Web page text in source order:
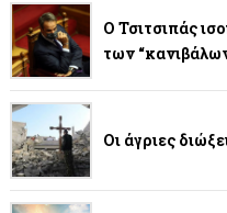
Ο Τσιτσιπάς
των
Οι άγριες